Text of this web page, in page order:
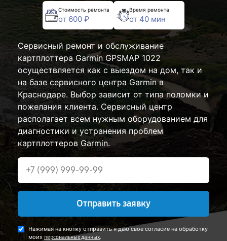
Стоимость ремонта
от 600 ₽
Время ремонта
от 40 мин
Сервисный ремонт и обслуживание
картплоттера Garmin GPSMAP 1022
осуществляется как с выездом на дом, так и
на базе сервисного центра Garmin в
Краснодаре. Выбор зависит от типа поломки и
пожелания клиента. Сервисный центр
располагает всем нужным оборудованием для
диагностики и устранения проблем
картплоттеров Garmin.
Отправить заявку
Нажимая на кнопку отправить я даю свое согласие на обработку
моих персональных данных.